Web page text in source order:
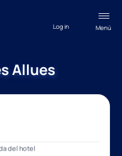
Menú
Log in
Allues